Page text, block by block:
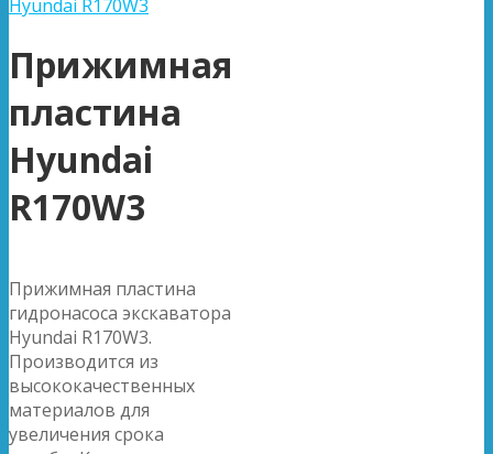
Прижимная
пластина
Hyundai
R170W3
Прижимная пластина
гидронасоса экскаватора
Hyundai R170W3.
Производится из
высококачественных
материалов для
увеличения срока